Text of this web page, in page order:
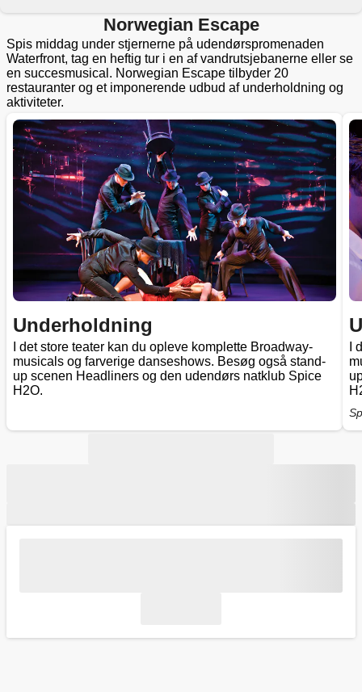
Norwegian Escape
Spis middag under stjernerne på udendørspromenaden
Waterfront, tag en heftig tur i en af vandrutsjebanerne eller se
en succesmusical. Norwegian Escape tilbyder 20
restauranter og et imponerende udbud af underholdning og
aktiviteter.
Underholdning
I det store teater kan du opleve komplette Broadway-
musicals og farverige danseshows. Besøg også stand-
up scenen Headliners og den udendørs natklub Spice
H2O.
I